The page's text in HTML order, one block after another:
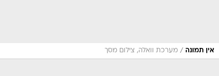
אין תמונה / מערכת וואלה, צילום מסך